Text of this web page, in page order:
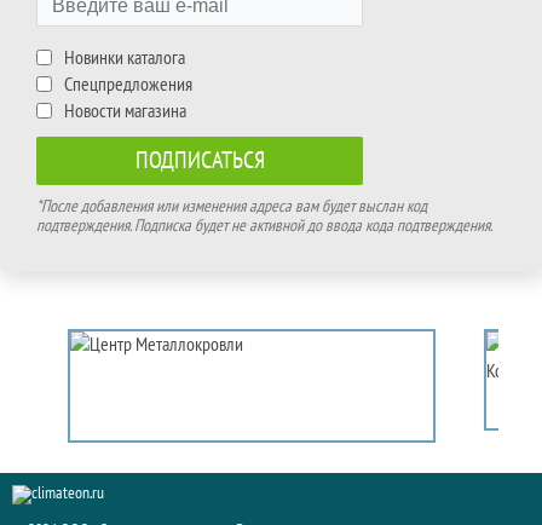
Новинки каталога
Спецпредложения
Новости магазина
*После добавления или изменения адреса вам будет выслан код
подтверждения. Подписка будет не активной до ввода кода подтверждения.